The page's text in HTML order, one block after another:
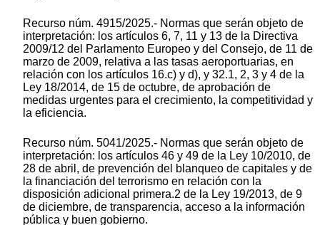
Recurso núm. 4915/2025.- Normas que serán objeto de
interpretación: los artículos 6, 7, 11 y 13 de la Directiva
2009/12 del Parlamento Europeo y del Consejo, de 11 de
marzo de 2009, relativa a las tasas aeroportuarias, en
relación con los artículos 16.c) y d), y 32.1, 2, 3 y 4 de la
Ley 18/2014, de 15 de octubre, de aprobación de
medidas urgentes para el crecimiento, la competitividad y
la eficiencia.
Recurso núm. 5041/2025.- Normas que serán objeto de
interpretación: los artículos 46 y 49 de la Ley 10/2010, de
28 de abril, de prevención del blanqueo de capitales y de
la financiación del terrorismo en relación con la
disposición adicional primera.2 de la Ley 19/2013, de 9
de diciembre, de transparencia, acceso a la información
pública y buen gobierno.